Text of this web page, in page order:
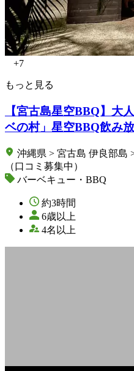
+7
もっと見る
【宮古島星空BBQ】大
ベの村」星空BBQ飲み
沖縄県 > 宮古島 伊良部島
（口コミ募集中）
バーベキュー・BBQ
約3時間
6歳以上
4名以上